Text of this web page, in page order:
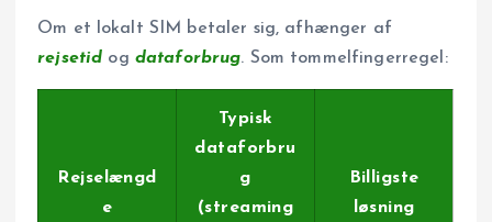
Om et lokalt SIM betaler sig, afhænger af
rejsetid og dataforbrug. Som tommelfingerregel:
Rejselængd
e
Typisk
dataforbru
g
(streaming
Billigste
løsning